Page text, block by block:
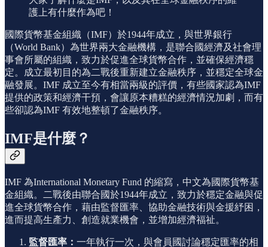
護上有什麼作為吧！
國際貨幣基金組織（IMF）於1944年成立，與世界銀行
（World Bank）為世界兩大金融機構，是聯合國經濟及社會理
事會所屬的組織，致力於促進全球貨幣合作，並確保經濟穩
定。成立最初目的為二戰後重新建立金融秩序，並穩定全球金
融發展。IMF 成立至今有相當兩級的評價，有些國家認為IMF
提供的政策和經濟干預，會讓原本糟糕的經濟情況加劇，而有
些卻認為IMF 有效地整頓了金融秩序。
IMF是什麼？
IMF 為International Monetary Fund 的縮寫，中文為國際貨幣基
金組織。二戰後由聯合國於1944年成立，致力於穩定金融與促
進全球貨幣合作，藉由監督匯率、協助金融技術與金援紓困，
進而提高生產力、創造就業機會，並增加經濟福祉。
監督匯率： 一年執行一次，與會員國討論穩定匯率的相